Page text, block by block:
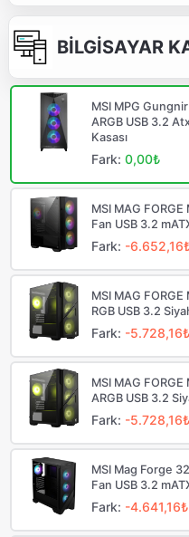
BİLGİSAYAR
MSI MPG
ARGB USB 3.2
Kasası
Fark:0,00₺
MSI MAG
Fan USB 3.2
Fark: -
MSI MAG
RGB USB 3.2
Fark: -5.728,16₺
MSI MAG
ARGB USB 3.2
Fark: -5.728,16₺
MSI Mag Forge
Fan USB 3.2
Fark: -4.641,16₺